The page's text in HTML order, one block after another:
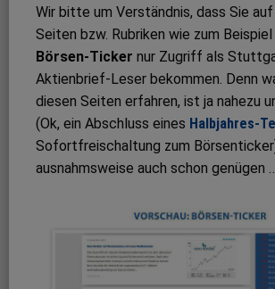
Wir bitte um Verständnis, dass Sie
Seiten bzw. Rubriken wie zum Beispiel
Börsen-Ticker nur Zugriff als
Aktienbrief-Leser bekommen. Denn
diesen Seiten erfahren, ist ja nahezu
(Ok, ein Abschluss eines Halbjahres-
Sofortfreischaltung zum
ausnahmsweise auch schon genügen